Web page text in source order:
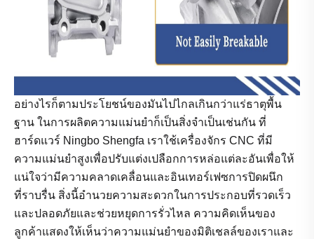
อย่างไรก็ตามประโยชน์ของมันไปไกลเกินกว่าแร่ธาตุพื้น
ฐาน ในการผลิตความแม่นยำก็เป็นสิ่งจำเป็นเช่นกัน ที่
ฮาร์ดแวร์ Ningbo Shengfa เราใช้เครื่องจักร CNC ที่มี
ความแม่นยำสูงเพื่อปรับแต่งเปลือกการหล่อแต่ละอันเพื่อให้
แน่ใจว่ามีความคลาดเคลื่อนและอินเทอร์เฟซการปิดผนึก
ที่ราบรื่น สิ่งนี้อำนวยความสะดวกในการประกอบที่รวดเร็ว
และปลอดภัยและช่วยหยุดการรั่วไหล ความคิดเห็นของ
ลูกค้าแสดงให้เห็นว่าความแม่นยำของมิติเชลล์ของเราและ